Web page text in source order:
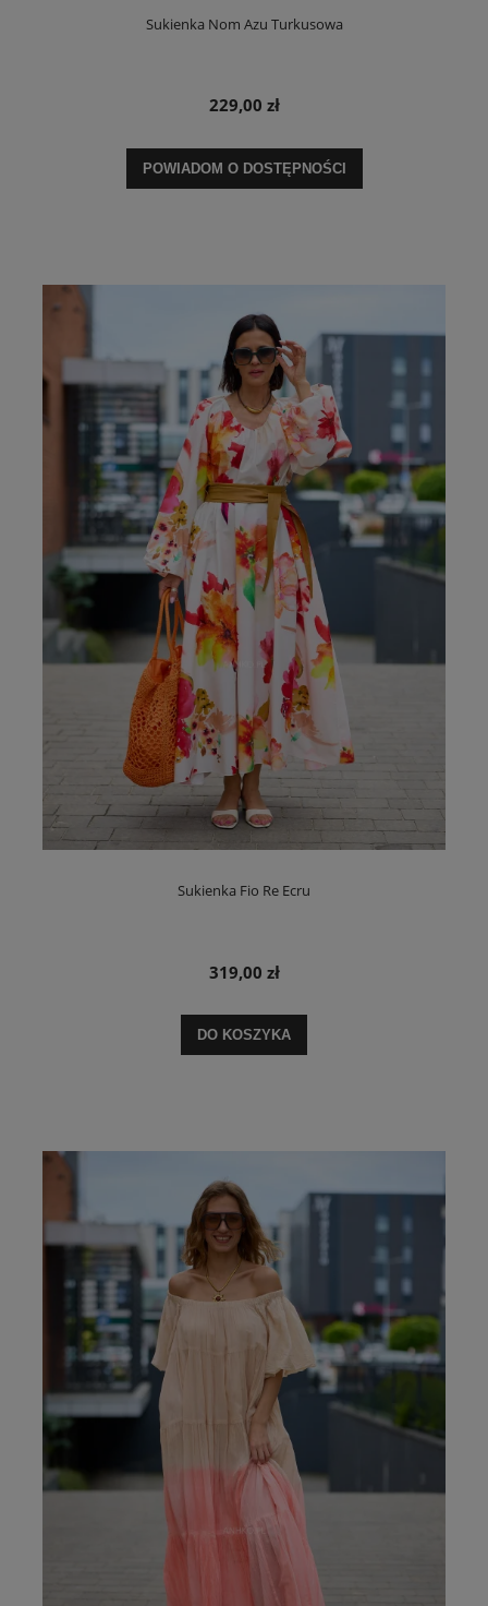
Sukienka Nom Azu Turkusowa
229,00 zł
POWIADOM O DOSTĘPNOŚCI
Sukienka Fio Re Ecru
319,00 zł
DO KOSZYKA